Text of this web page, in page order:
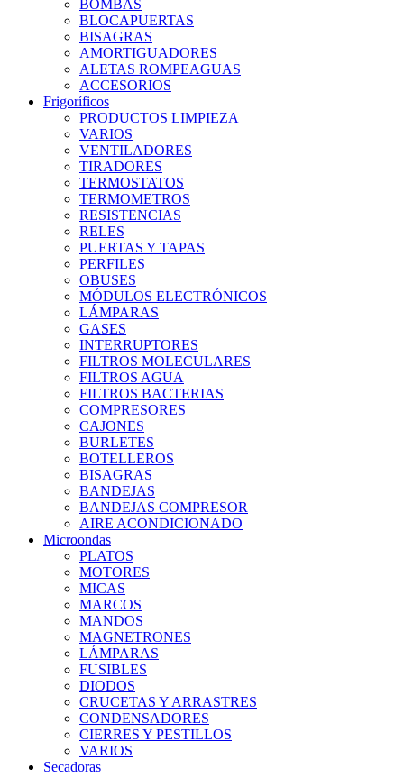
BOMBAS
BLOCAPUERTAS
BISAGRAS
AMORTIGUADORES
ALETAS ROMPEAGUAS
ACCESORIOS
Frigoríficos
PRODUCTOS LIMPIEZA
VARIOS
VENTILADORES
TIRADORES
TERMOSTATOS
TERMOMETROS
RESISTENCIAS
RELES
PUERTAS Y TAPAS
PERFILES
OBUSES
MÓDULOS ELECTRÓNICOS
LÁMPARAS
GASES
INTERRUPTORES
FILTROS MOLECULARES
FILTROS AGUA
FILTROS BACTERIAS
COMPRESORES
CAJONES
BURLETES
BOTELLEROS
BISAGRAS
BANDEJAS
BANDEJAS COMPRESOR
AIRE ACONDICIONADO
Microondas
PLATOS
MOTORES
MICAS
MARCOS
MANDOS
MAGNETRONES
LÁMPARAS
FUSIBLES
DIODOS
CRUCETAS Y ARRASTRES
CONDENSADORES
CIERRES Y PESTILLOS
VARIOS
Secadoras